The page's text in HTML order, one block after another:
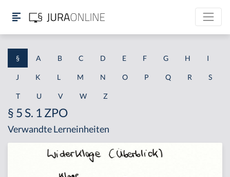
§ A B C D E F G H I
J K L M N O P Q R S
T U V W Z
§ 5 S. 1 ZPO
Verwandte Lerneinheiten